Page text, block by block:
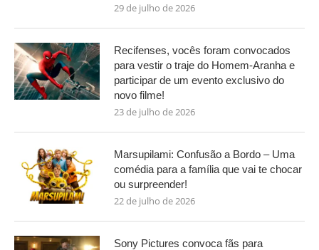
29 de julho de 2026
Recifenses, vocês foram convocados
para vestir o traje do Homem-Aranha e
participar de um evento exclusivo do
novo filme!
23 de julho de 2026
Marsupilami: Confusão a Bordo – Uma
comédia para a família que vai te chocar
ou surpreender!
22 de julho de 2026
Sony Pictures convoca fãs para